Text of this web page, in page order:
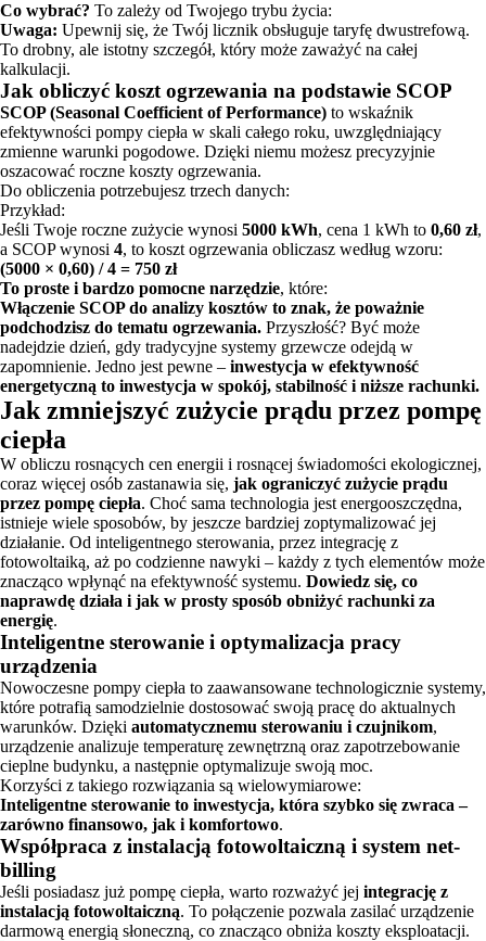
Co wybrać? To zależy od Twojego trybu życia:
Uwaga: Upewnij się, że Twój licznik obsługuje taryfę dwustrefową.
To drobny, ale istotny szczegół, który może zaważyć na całej
kalkulacji.
Jak obliczyć koszt ogrzewania na podstawie SCOP
SCOP (Seasonal Coefficient of Performance) to wskaźnik
efektywności pompy ciepła w skali całego roku, uwzględniający
zmienne warunki pogodowe. Dzięki niemu możesz precyzyjnie
oszacować roczne koszty ogrzewania.
Do obliczenia potrzebujesz trzech danych:
Przykład:
Jeśli Twoje roczne zużycie wynosi 5000 kWh, cena 1 kWh to 0,60 zł,
a SCOP wynosi 4, to koszt ogrzewania obliczasz według wzoru:
(5000 × 0,60) / 4 = 750 zł
To proste i bardzo pomocne narzędzie, które:
Włączenie SCOP do analizy kosztów to znak, że poważnie
podchodzisz do tematu ogrzewania. Przyszłość? Być może
nadejdzie dzień, gdy tradycyjne systemy grzewcze odejdą w
zapomnienie. Jedno jest pewne – inwestycja w efektywność
energetyczną to inwestycja w spokój, stabilność i niższe rachunki.
Jak zmniejszyć zużycie prądu przez pompę
ciepła
W obliczu rosnących cen energii i rosnącej świadomości ekologicznej,
coraz więcej osób zastanawia się, jak ograniczyć zużycie prądu
przez pompę ciepła. Choć sama technologia jest energooszczędna,
istnieje wiele sposobów, by jeszcze bardziej zoptymalizować jej
działanie. Od inteligentnego sterowania, przez integrację z
fotowoltaiką, aż po codzienne nawyki – każdy z tych elementów może
znacząco wpłynąć na efektywność systemu. Dowiedz się, co
naprawdę działa i jak w prosty sposób obniżyć rachunki za
energię.
Inteligentne sterowanie i optymalizacja pracy
urządzenia
Nowoczesne pompy ciepła to zaawansowane technologicznie systemy,
które potrafią samodzielnie dostosować swoją pracę do aktualnych
warunków. Dzięki automatycznemu sterowaniu i czujnikom,
urządzenie analizuje temperaturę zewnętrzną oraz zapotrzebowanie
cieplne budynku, a następnie optymalizuje swoją moc.
Korzyści z takiego rozwiązania są wielowymiarowe:
Inteligentne sterowanie to inwestycja, która szybko się zwraca –
zarówno finansowo, jak i komfortowo.
Współpraca z instalacją fotowoltaiczną i system net-
billing
Jeśli posiadasz już pompę ciepła, warto rozważyć jej integrację z
instalacją fotowoltaiczną. To połączenie pozwala zasilać urządzenie
darmową energią słoneczną, co znacząco obniża koszty eksploatacji.